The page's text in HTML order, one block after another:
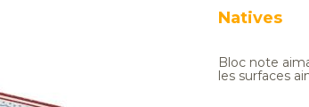
Natives
Bloc note
les surfaces